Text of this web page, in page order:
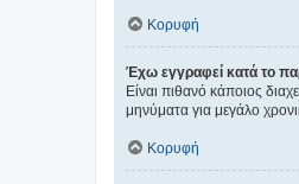
Κορυφή
Έχω εγγραφεί κατά το
Είναι πιθανό κάποιος
μηνύματα για μεγάλο
Κορυφή